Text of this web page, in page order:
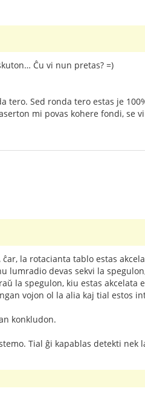
Ĉu vi nun pretas? =)
tero. Sed ronda tero estas je
mi povas kohere fondi, se
ĉar, la rotacianta tablo estas
lumradio devas sekvi la
la spegulon, kiu estas akcelata
vojon ol la alia kaj tial estos
konkludon.
Tial ĝi kapablas detekti nek